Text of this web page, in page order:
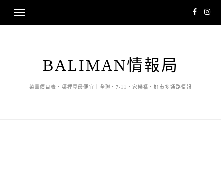
BALIMAN情報局
菜單價目表・哪裡買最便宜｜全聯・7-11・家樂福・好市多通路情報